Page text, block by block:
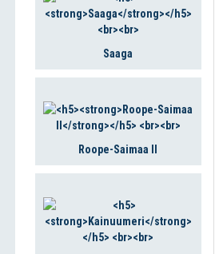
Saaga
Roope-Saimaa II